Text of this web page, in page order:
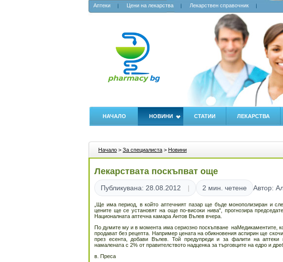
Аптеки Цени на лекарства Лекарствен справочник
НАЧАЛО НОВИНИ СТАТИИ ЛЕКАРСТВА
Начало > За специалиста > Новини
Лекарствата поскъпват още
Публикувана: 28.08.2012 2 мин. четене Автор:
„Ще има период, в който аптечният пазар ще бъде монополизиран и
цените ще се установят на още по-високи нива", прогнозира
Националната аптечна камара Антов Вълев вчера.
По думите му и в момента има сериозно поскъпване наМедикаментите,
продават без рецепта. Например цената на обикновения аспирин ще
през есента, добави Вълев. Той предупреди и за фалити на аптеки
намалената с 2% от правителството надценка за търговците на едро и
в. Преса